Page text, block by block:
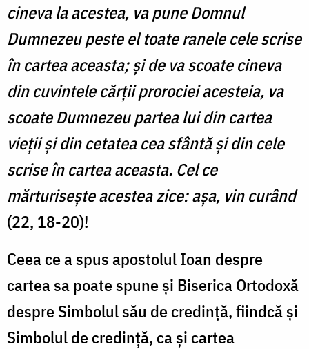
cineva la acestea, va pune Domnul
Dumnezeu peste el toate ranele cele scrise
în cartea aceasta; şi de va scoate cineva
din cuvintele cărţii prorociei acesteia, va
scoate Dumnezeu partea lui din cartea
vieţii şi din cetatea cea sfântă şi din cele
scrise în cartea aceasta. Cel ce
mărturiseşte acestea zice: aşa, vin curând
(22, 18-20)!
Ceea ce a spus apostolul Ioan despre
cartea sa poate spune şi Biserica Ortodoxă
despre Simbolul său de credinţă, fiindcă şi
Simbolul de credinţă, ca şi cartea